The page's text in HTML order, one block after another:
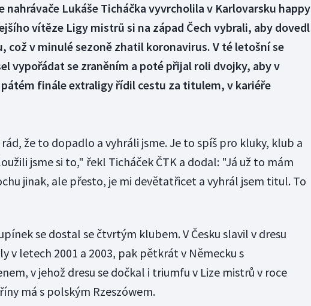
nahrávače Lukáše Ticháčka vyvrcholila v Karlovarsku happy
vítěze Ligy mistrů si na západ Čech vybrali, aby dovedl
což v minulé sezoně zhatil koronavirus. V té letošní se
vypořádat se zraněním a poté přijal roli dvojky, aby v
finále extraligy řídil cestu za titulem, v kariéře
že to dopadlo a vyhráli jsme. Je to spíš pro kluky, klub a
jsme si to," řekl Ticháček ČTK a dodal: "Já už to mám
jinak, ale přesto, je mi devětatřicet a vyhrál jsem titul. To
se dostal se čtvrtým klubem. V Česku slavil v dresu
v letech 2001 a 2003, pak pětkrát v Německu s
v jehož dresu se dočkal i triumfu v Lize mistrů v roce
má s polským Rzeszówem.